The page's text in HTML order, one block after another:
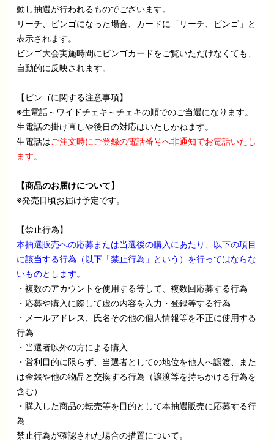
動し抽選が行われるものでございます。
リーチ、ビンゴになった場合、カードに「リーチ、ビンゴ」と
表示されます。
ビンゴ大会実施時間にビンゴカードをご覧いただけなくても、
自動的に反映されます。
【ビンゴに関する注意事項】
※生電話～ワイドチェキ～チェキの順でのご当選になります。
生電話の掛け直しや後日の対応はいたしかねます。
生電話はご注文時にご登録の電話番号へ非通知でお電話いたし
ます。
【商品のお届けについて】
※発売日頃お届け予定です。
【禁止行為】
本抽選販売への応募または当選後の購入にあたり、以下の項目
に該当する行為（以下「禁止行為」という）を行ってはならな
いものとします。
・複数のアカウントを使用する等して、複数回応募する行為
・応募や購入に際して虚の内容を入力・登録等する行為
・メールアドレス、氏名その他の個人情報等を不正に使用する
行為
・当選者以外の方による購入
・営利目的に限らず、当選者としての地位を他人へ譲渡、また
は金銭や他の物品と交換する行為（譲渡等を持ちかける行為を
含む）
・購入した商品の転売等を目的として本抽選販売に応募する行
為
禁止行為が確認された場合の措置について。